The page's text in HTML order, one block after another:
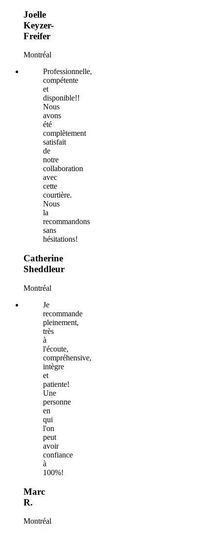
Joelle
Keyzer-
Freifer
Montréal
Professionnelle,
compétente
et
disponible!!
Nous
avons
été
complètement
satisfait
de
notre
collaboration
avec
cette
courtière.
Nous
la
recommandons
sans
hésitations!
Catherine
Sheddleur
Montréal
Je
recommande
pleinement,
très
à
l'écoute,
compréhensive,
intègre
et
patiente!
Une
personne
en
qui
l'on
peut
avoir
confiance
à
100%!
Marc
R.
Montréal